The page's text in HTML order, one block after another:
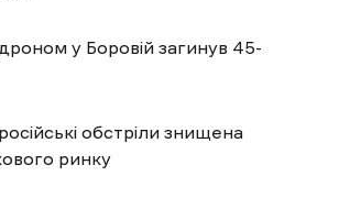
у Боровій загинув 45-
обстріли знищена
ринку